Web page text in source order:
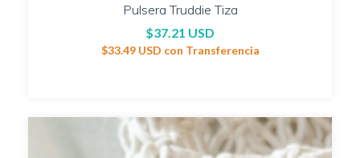
Pulsera Truddie Tiza
$37.21 USD
$33.49 USD con Transferencia